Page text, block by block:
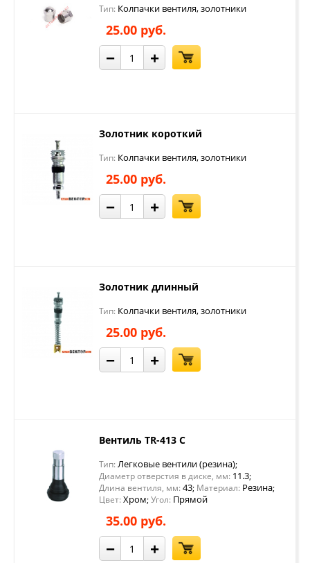
Тип: Колпачки вентиля, золотники
25.00 руб.
− +
Золотник короткий
Тип: Колпачки вентиля, золотники
25.00 руб.
− +
Золотник длинный
Тип: Колпачки вентиля, золотники
25.00 руб.
− +
Вентиль TR-413 С
Тип: Легковые вентили (резина);
Диаметр отверстия в диске, мм: 11.3;
Длина вентиля, мм: 43; Материал: Резина;
Цвет: Хром;Угол: Прямой
35.00 руб.
− +